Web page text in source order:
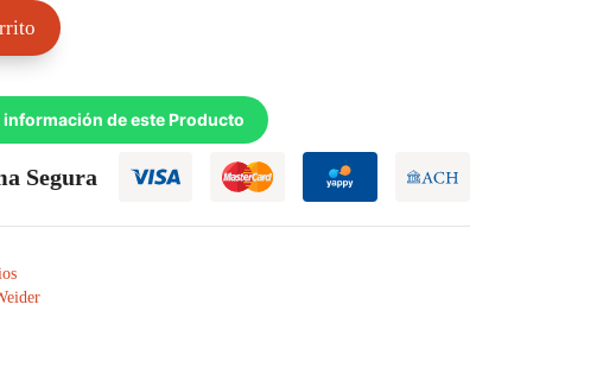
información de este Producto
Segura